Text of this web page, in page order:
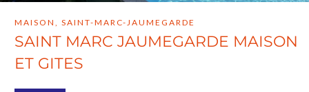
MAISON, SAINT-MARC-JAUMEGARDE
SAINT MARC JAUMEGARDE MAISON
ET GITES